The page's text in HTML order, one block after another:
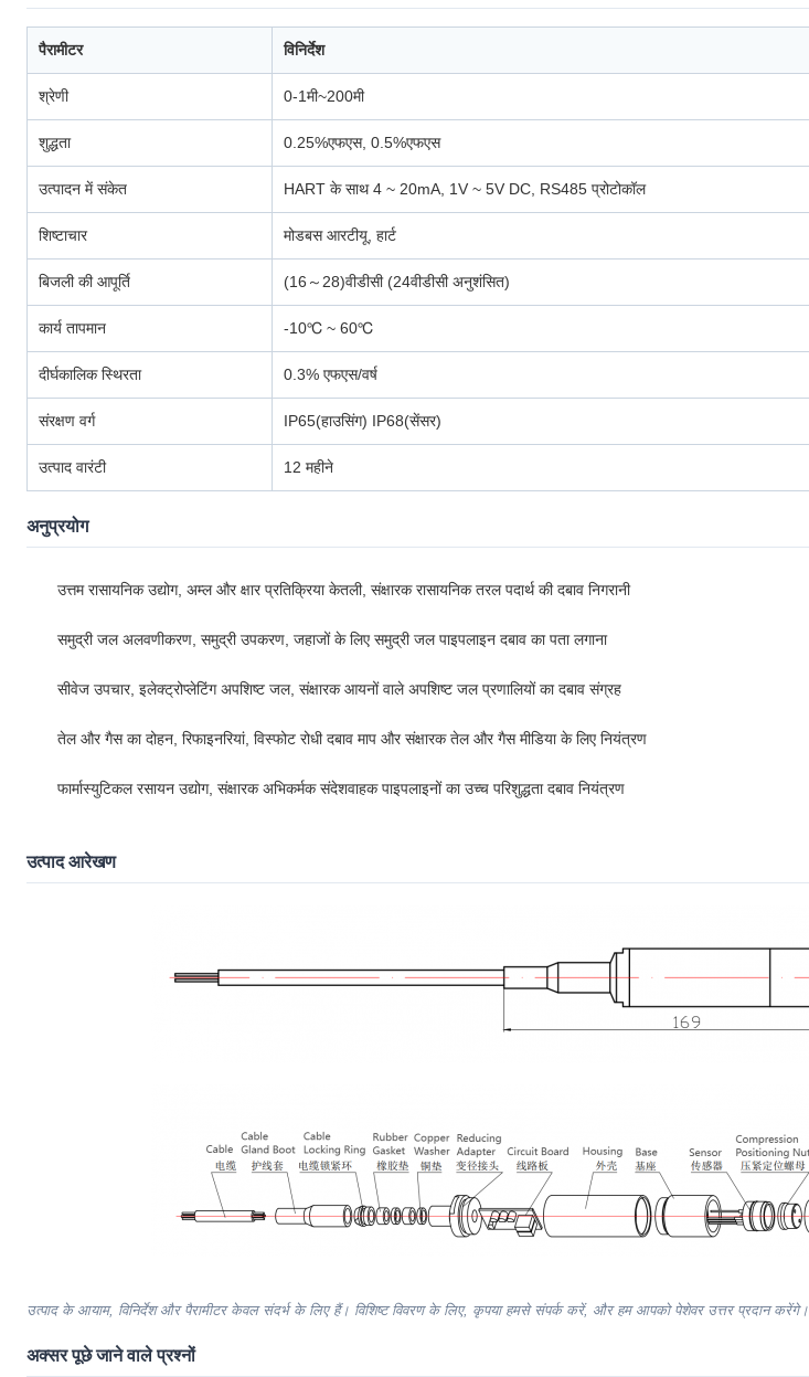
पैरामीटर विनिर्देश
श्रेणी 0-1मी~200मी
शुद्धता 0.25%एफएस, 0.5%एफएस
उत्पादन में संकेत HART के साथ 4 ~ 20mA, 1V ~ 5V DC, RS485 प्रोटोकॉल
शिष्टाचार मोडबस आरटीयू, हार्ट
बिजली की आपूर्ति (16～28)वीडीसी (24वीडीसी अनुशंसित)
कार्य तापमान -10℃ ~ 60℃
दीर्घकालिक स्थिरता 0.3% एफएस/वर्ष
संरक्षण वर्ग IP65(हाउसिंग) IP68(सेंसर)
उत्पाद वारंटी 12 महीने
अनुप्रयोग
उत्तम रासायनिक उद्योग, अम्ल और क्षार प्रतिक्रिया केतली, संक्षारक रासायनिक तरल पदार्थ की दबाव निगरानी
समुद्री जल अलवणीकरण, समुद्री उपकरण, जहाजों के लिए समुद्री जल पाइपलाइन दबाव का पता लगाना
सीवेज उपचार, इलेक्ट्रोप्लेटिंग अपशिष्ट जल, संक्षारक आयनों वाले अपशिष्ट जल प्रणालियों का दबाव संग्रह
तेल और गैस का दोहन, रिफाइनरियां, विस्फोट रोधी दबाव माप और संक्षारक तेल और गैस मीडिया के लिए नियंत्रण
फार्मास्युटिकल रसायन उद्योग, संक्षारक अभिकर्मक संदेशवाहक पाइपलाइनों का उच्च परिशुद्धता दबाव नियंत्रण
उत्पाद आरेखण
उत्पाद के आयाम, विनिर्देश और पैरामीटर केवल संदर्भ के लिए हैं। विशिष्ट विवरण के लिए, कृपया हमसे संपर्क करें, और हम आपको पेशेवर उत्तर प्रदान करेंगे।
अक्सर पूछे जाने वाले प्रश्नों